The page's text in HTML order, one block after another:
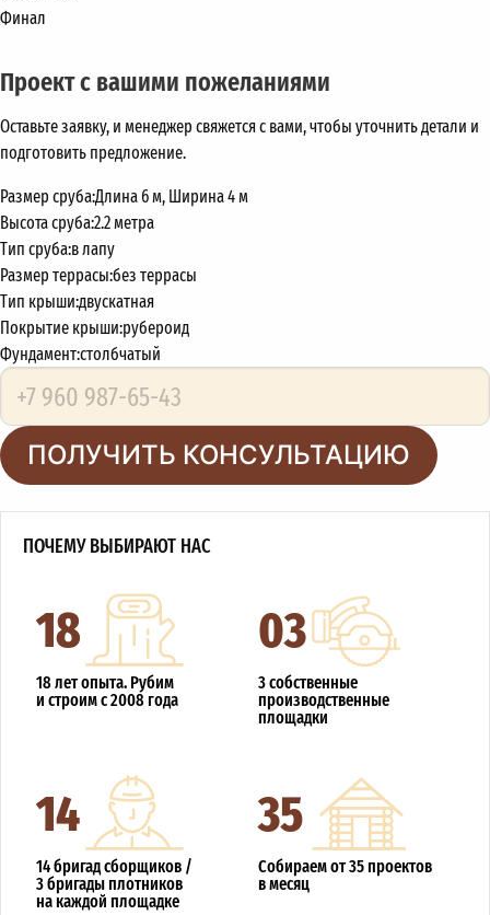
Финал
Проект с вашими пожеланиями
Оставьте заявку, и менеджер свяжется с вами, чтобы уточнить детали и
подготовить предложение.
Размер сруба:Длина 6 м, Ширина 4 м
Высота сруба:2.2 метра
Тип сруба:в лапу
Размер террасы:без террасы
Тип крыши:двускатная
Покрытие крыши:рубероид
Фундамент:столбчатый
ПОЛУЧИТЬ КОНСУЛЬТАЦИЮ
ПОЧЕМУ ВЫБИРАЮТ НАС
18
18 лет опыта. Рубим
и строим с 2008 года
03
3 собственные
производственные
площадки
14
14 бригад сборщиков /
3 бригады плотников
на каждой площадке
35
Собираем от 35 проектов
в месяц